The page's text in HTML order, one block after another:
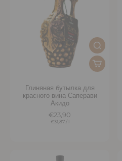
Глиняная бутылка для
красного вина Саперави
Акидо
€23,90
€31,87/ l